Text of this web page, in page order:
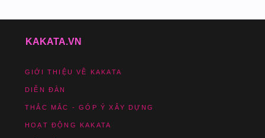
KAKATA.VN
GIỚI THIỆU VỀ KAKATA
DIỄN ĐÀN
THẮC MẮC - GÓP Ý XÂY DỰNG
HOẠT ĐỘNG KAKATA